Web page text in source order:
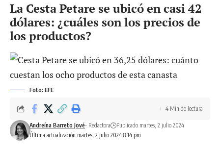
La Cesta Petare se ubicó en casi 42
dólares: ¿cuáles son los precios de
los productos?
Foto: EFE
Última actualización martes, 2 julio 2024 8:14 pm
Andreína Barreto Jové- Redactora Publicado martes, 2 julio 2024
4 Min de lectura